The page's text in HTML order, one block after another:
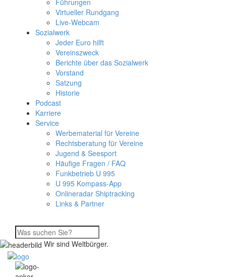
Führungen
Virtueller Rundgang
Live-Webcam
Sozialwerk
Jeder Euro hilft
Vereinszweck
Berichte über das Sozialwerk
Vorstand
Satzung
Historie
Podcast
Karriere
Service
Werbematerial für Vereine
Rechtsberatung für Vereine
Jugend & Seesport
Häufige Fragen / FAQ
Funkbetrieb U 995
U 995 Kompass-App
Onlineradar Shiptracking
Links & Partner
Wir sind Weltbürger.